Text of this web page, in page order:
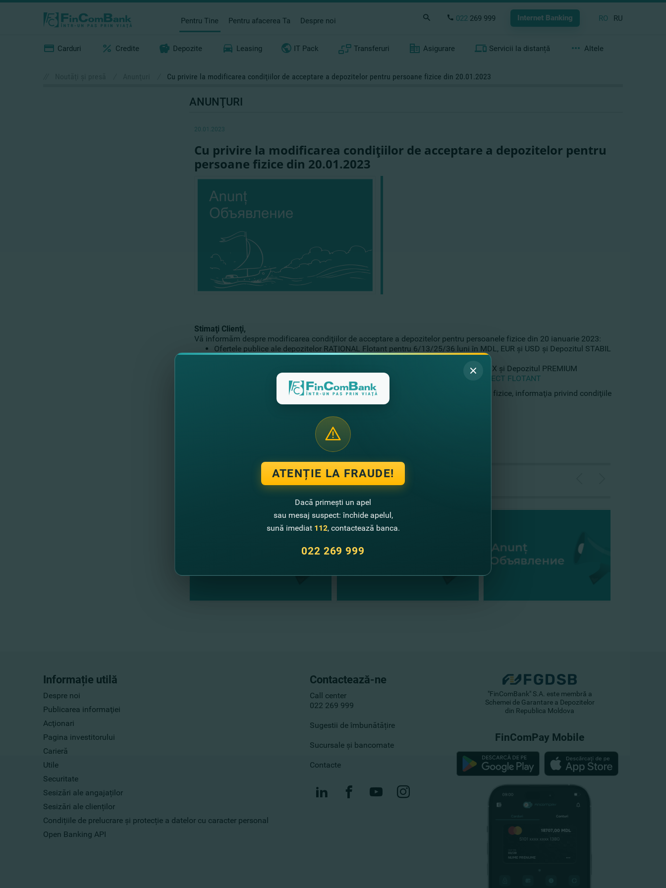
Pentru Tine Pentru afacerea Ta Despre noi 022 269 999 Internet Banking RO RU
Carduri Credite Depozite Leasing IT Pack Transferuri Asigurare Servicii la distanță Altele
Cu privire la modificarea condiţiilor de acceptare a depozitelor pentru persoane fizice din 20.01.2023
ANUNŢURI
20.01.2023
Cu privire la modificarea condiţiilor de acceptare a depozitelor pentru
persoane fizice din 20.01.2023
Stimaţi Clienţi,
Vă informăm despre modificarea condiţiilor de acceptare a depozitelor pentru persoanele fizice din 20 ianuarie 2023:
Ofertele publice ale depozitelor RAŢIONAL Flotant pentru 6/13/25/36 luni în MDL, EUR şi USD şi Depozitul STABIL
Au fost modificate ratele dobânzilor la Depozitul LIBER FIX, Depozitul STABIL FIX şi Depozitul PREMIUM
Au fost lansate două depozite noi:
Depozitul LIBER FLOTANT
Depozitul PERFECT FLOTANT
Puteţi face cunoştinţă cu toate ofertele publice, condiţiile depozitelor pentru persoane fizice, informaţia privind condiţiile
de acceptare a depozitelor retrase din 20.01.2023accesând LINKUL
Mai multe detalii despre toate depozitele AICI
Alte noutăţi
Informație utilă
Despre noi
Publicarea informaţiei
Acţionari
Pagina investitorului
Carieră
Utile
Securitate
Sesizări ale angajaților
Sesizări ale clienților
Condițiile de prelucrare și protecție a datelor cu caracter personal
Open Banking API
Contactează-ne
Call center
022 269 999
Sugestii de îmbunătățire
Sucursale și bancomate
Contacte
"FinComBank" S.A. este membră a
Schemei de Garantare a Depozitelor
din Republica Moldova
FinComPay Mobile
ATENȚIE LA FRAUDE!
Dacă primești un apel
sau mesaj suspect: închide apelul,
sună imediat 112, contactează banca.
022 269 999